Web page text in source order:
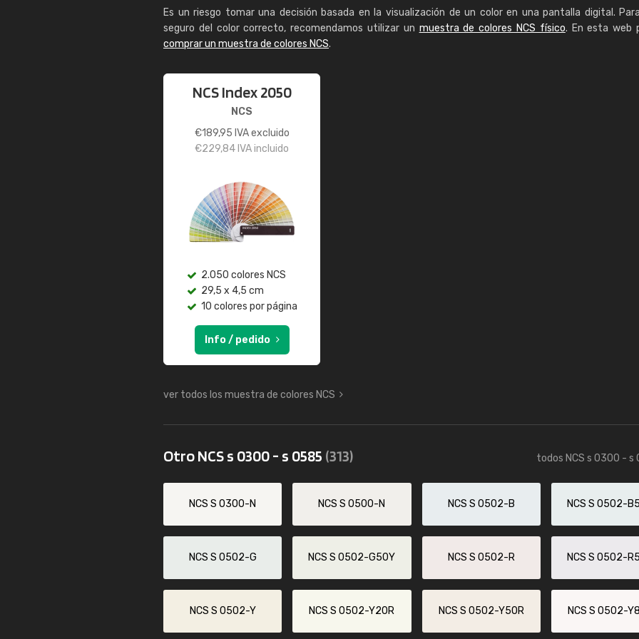
Es un riesgo tomar una decisión basada en la visualización de un color en una pantalla digital.
seguro del color correcto, recomendamos utilizar un muestra de colores NCS físico. En esta web
comprar un muestra de colores NCS.
NCS Index 2050
NCS
€189,95 IVA excluido
€229,84 IVA incluido
2.050 colores NCS
29,5 x 4,5 cm
10 colores por página
Info / pedido
ver todos los muestra de colores NCS
Otro NCS s 0300 - s 0585 (313) todos NCS s 0300 - s
NCS S 0300-N NCS S 0500-N NCS S 0502-B NCS S 0502-
NCS S 0502-G NCS S 0502-G50Y NCS S 0502-R NCS S 0502-
NCS S 0502-Y NCS S 0502-Y20R NCS S 0502-Y50R NCS S 0502-